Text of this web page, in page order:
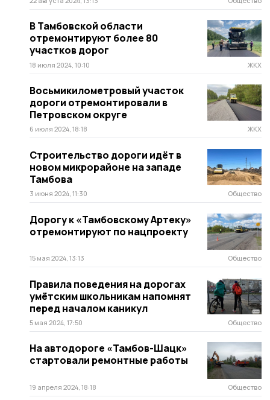
В Тамбовской области
отремонтируют более 80
участков дорог
18 июля 2024, 10:10 ЖКХ
Восьмикилометровый участок
дороги отремонтировали в
Петровском округе
6 июля 2024, 18:18 ЖКХ
Строительство дороги идёт в
новом микрорайоне на западе
Тамбова
3 июня 2024, 11:30 Общество
Дорогу к «Тамбовскому Артеку»
отремонтируют по нацпроекту
15 мая 2024, 13:13 Общество
Правила поведения на дорогах
умётским школьникам напомнят
перед началом каникул
5 мая 2024, 17:50 Общество
На автодороге «Тамбов-Шацк»
стартовали ремонтные работы
19 апреля 2024, 18:18 Общество